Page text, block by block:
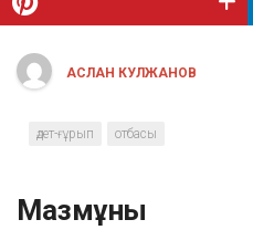
АСЛАН КУЛЖАНОВ
әдет-ғұрып отбасы
Мазмұны